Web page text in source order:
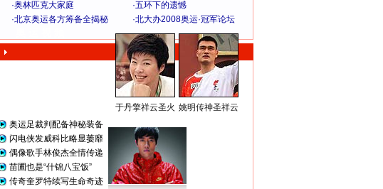
·奥林匹克大家庭 ·五环下的遗憾
·北京奥运各方筹备全揭秘 ·北大办2008奥运·冠军论坛
于丹擎祥云圣火 姚明传神圣祥云
奥运足裁判配备神秘装备
闪电侠发威科比略显萎靡
偶像歌手林俊杰全情传递
苗圃也是“什锦八宝饭”
传奇奎罗特续写生命奇迹